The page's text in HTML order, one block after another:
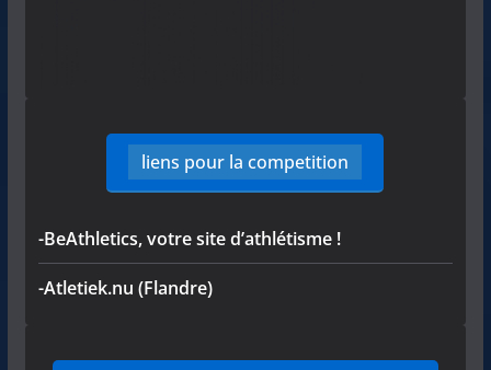
liens pour la competition
-BeAthletics, votre site d’athlétisme !
-Atletiek.nu (Flandre)